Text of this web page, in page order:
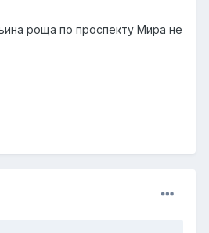
роща по проспекту Мира не